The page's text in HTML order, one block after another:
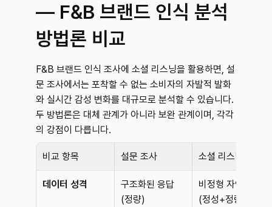
— F&B 브랜드 인식 분석
방법론 비교
F&B 브랜드 인식 조사에 소셜 리스닝을 활용하면, 설
문 조사에서는 포착할 수 없는 소비자의 자발적 발화
와 실시간 감성 변화를 대규모로 분석할 수 있습니다.
두 방법론은 대체 관계가 아니라 보완 관계이며, 각각
의 강점이 다릅니다.
비교 항목 설문 조사 소셜 리스닝
데이터 성격
구조화된 응답
(정량)
비정형 자연 발화
(정성+정량)